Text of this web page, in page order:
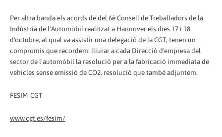
Per altra banda els acords de del 6è Consell de Treballadors de la
Indústria de l'Automòbil realitzat a Hannover els dies 17 i 18
d'octubre, al qual va assistir una delegació de la CGT, tenen un
compromís que recordem: lliurar a cada Direcció d'empresa del
sector de l'automòbil la resolució per a la fabricació immediata de
vehicles sense emissió de CO2, resolució que també adjuntem.
FESIM-CGT
www.cgt.es/fesim/